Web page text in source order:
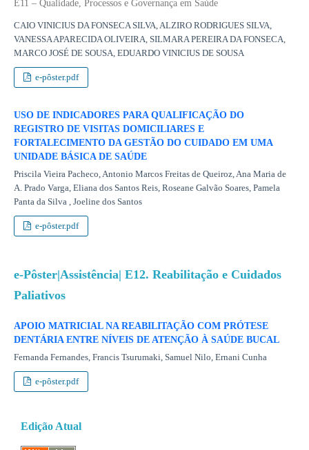
E11 – Qualidade, Processos e Governança em Saúde
CAIO VINICIUS DA FONSECA SILVA, ALZIRO RODRIGUES SILVA,
VANESSA APARECIDA OLIVEIRA, SILMARA PEREIRA DA FONSECA,
MARCO JOSÉ DE SOUSA, EDUARDO VINICIUS DE SOUSA
e-pôster.pdf
USO DE INDICADORES PARA QUALIFICAÇÃO DO
REGISTRO DE VISITAS DOMICILIARES E
FORTALECIMENTO DA GESTÃO DO CUIDADO EM UMA
UNIDADE BÁSICA DE SAÚDE
Priscila Vieira Pacheco, Antonio Marcos Freitas de Queiroz, Ana Maria de
A. Prado Varga, Eliana dos Santos Reis, Roseane Galvão Soares, Pamela
Panta da Silva , Joeline dos Santos
e-pôster.pdf
e-Pôster|Assistência| E12. Reabilitação e Cuidados
Paliativos
APOIO MATRICIAL NA REABILITAÇÃO COM PRÓTESE
DENTÁRIA ENTRE NÍVEIS DE ATENÇÃO À SAÚDE BUCAL
Fernanda Fernandes, Francis Tsurumaki, Samuel Nilo, Ernani Cunha
e-pôster.pdf
Edição Atual